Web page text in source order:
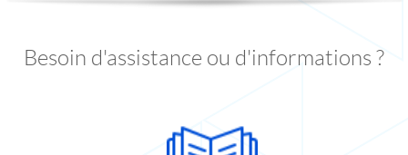
Besoin d'assistance ou d'informations ?